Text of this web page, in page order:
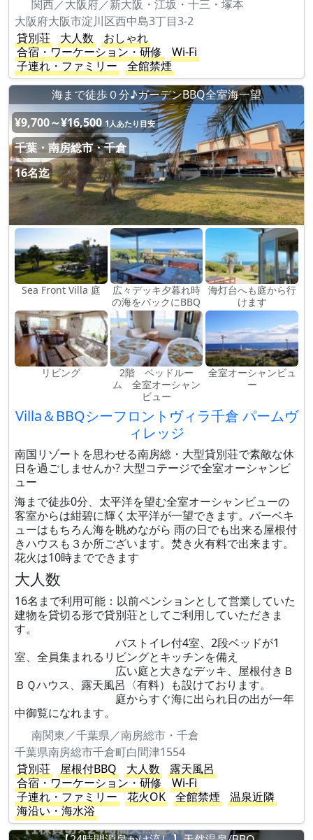
関西／大阪府／新大阪・江坂・十三・塚本
大阪府大阪市淀川区西中島3丁目3-2
貸別荘
大人数
おしゃれ
合宿・ワーケーション・研修
Wi-Fi
子連れ・ファミリー
全館禁煙
海まで徒歩０分♪ガーデンBBQ全室海一望
¥9,700～¥16,500 1人あたり目安
千葉・南房総市・千倉
16名迄
Sea Front Villa 庭
広々デッキ夕暮れ時
の海をバックにBBQ
海灯台へも庭から行
けます
リビング
2階 ベッドルー
ム 全室オーシャン
ビュー
全室オーシャンビュ
ー
Villa＆BBQシーフロントヴィラ千倉 パームヴ
ィレッジ
南国リゾートを思わせる南房総・大型貸別荘で素敵な休
日を過ごしませんか? 大型コテージで全室オーシャンビ
ュー
海まで徒歩0分、太平洋を望む全室オーシャンビューの
客室からは紺碧に輝く太平洋が一望できます。バーベキ
ューはもちろん海を眺めながら 雨の日でも出来る屋根付
きハウスも３か所ございます。焚き火有料で出来ます。
花火は10時までできます
大人数
16名まで利用可能：以前ペンションとして営業していた
建物を貸切る形で貸別荘としてご利用していただきま
す。
バストイレ付4室、2段ベッドが1
室、全員集まれるリビングとキッチンを備え
広い庭と大きなデッキ、屋根付きＢ
ＢＱハウス、露天風呂〈有料）も設けております。
庭からすぐ海に出られ日の出が一年
中御覧になれます。
南関東／千葉県／南房総市・千倉
千葉県南房総市千倉町白間津1554
貸別荘
屋根付BBQ 大人数
露天風呂
合宿・ワーケーション・研修
Wi-Fi
子連れ・ファミリー
花火OK 全館禁煙
温泉近隣
海沿い・海水浴